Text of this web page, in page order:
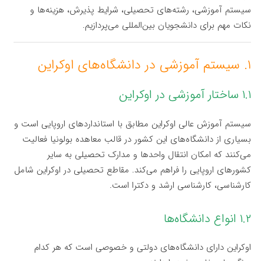
سیستم آموزشی، رشته‌های تحصیلی، شرایط پذیرش، هزینه‌ها و
نکات مهم برای دانشجویان بین‌المللی می‌پردازیم.
۱. سیستم آموزشی در دانشگاه‌های اوکراین
۱.۱ ساختار آموزشی در اوکراین
سیستم آموزش عالی اوکراین مطابق با استانداردهای اروپایی است و
بسیاری از دانشگاه‌های این کشور در قالب معاهده بولونیا فعالیت
می‌کنند که امکان انتقال واحدها و مدارک تحصیلی به سایر
کشورهای اروپایی را فراهم می‌کند. مقاطع تحصیلی در اوکراین شامل
کارشناسی، کارشناسی ارشد و دکترا است.
۱.۲ انواع دانشگاه‌ها
اوکراین دارای دانشگاه‌های دولتی و خصوصی است که هر کدام